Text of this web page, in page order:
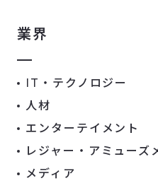
業界
IT・テクノロジー
人材
エンターテイメント
レジャー・アミューズ
メディア